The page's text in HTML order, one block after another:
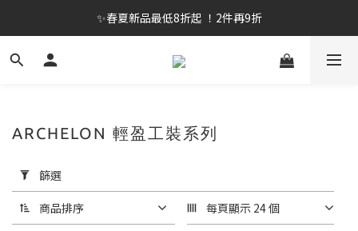
✨春夏新品最低8折起 ！2件再9折
✨春夏新品最低8折起 ！2件再9折
🔥OULET SALE! 降至5折起 滿件再8折
✨春夏新品最低8折起 ！2件再9折
用
篩
選
(0/20)
ARCHELON 輕盈工裝系列
篩選
商品排序 每頁顯示 24 個